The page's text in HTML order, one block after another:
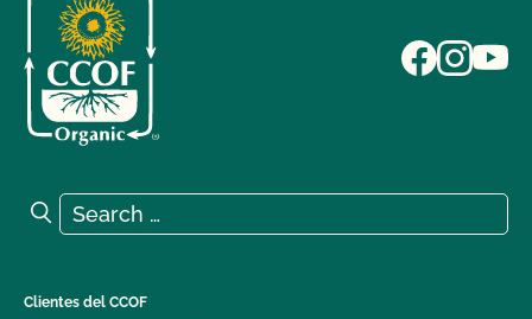
Search for:
Search
Clientes del CCOF